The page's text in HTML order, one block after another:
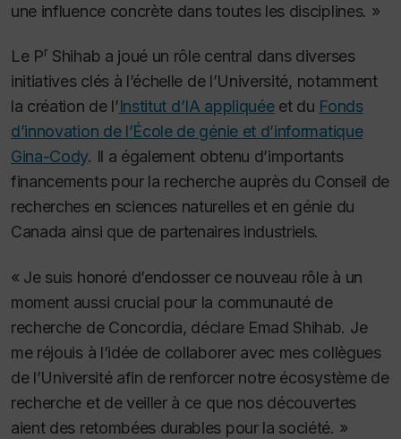
une influence concrète dans toutes les disciplines. »
Le PrShihab a joué un rôle central dans diverses
initiatives clés à l’échelle de l’Université, notamment
la création de l’Institut d’IA appliquéeet du Fonds
d’innovation de l’École de génie et d’informatique
Gina-Cody. Il a également obtenu d’importants
financements pour la recherche auprès du Conseil de
recherches en sciences naturelles et en génie du
Canada ainsi que de partenaires industriels.
« Je suis honoré d’endosser ce nouveau rôle à un
moment aussi crucial pour la communauté de
recherche de Concordia, déclare Emad Shihab. Je
me réjouis à l’idée de collaborer avec mes collègues
de l’Université afin de renforcer notre écosystème de
recherche et de veiller à ce que nos découvertes
aient des retombées durables pour la société. »